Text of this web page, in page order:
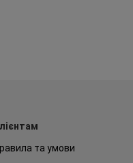
та умови